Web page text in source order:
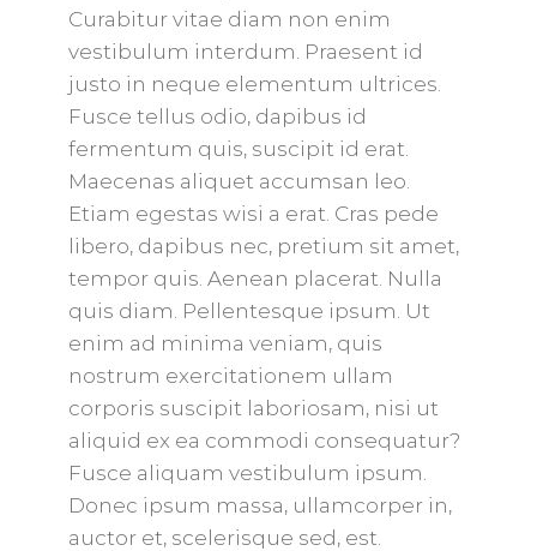
Curabitur vitae diam non enim
vestibulum interdum. Praesent id
justo in neque elementum ultrices.
Fusce tellus odio, dapibus id
fermentum quis, suscipit id erat.
Maecenas aliquet accumsan leo.
Etiam egestas wisi a erat. Cras pede
libero, dapibus nec, pretium sit amet,
tempor quis. Aenean placerat. Nulla
quis diam. Pellentesque ipsum. Ut
enim ad minima veniam, quis
nostrum exercitationem ullam
corporis suscipit laboriosam, nisi ut
aliquid ex ea commodi consequatur?
Fusce aliquam vestibulum ipsum.
Donec ipsum massa, ullamcorper in,
auctor et, scelerisque sed, est.